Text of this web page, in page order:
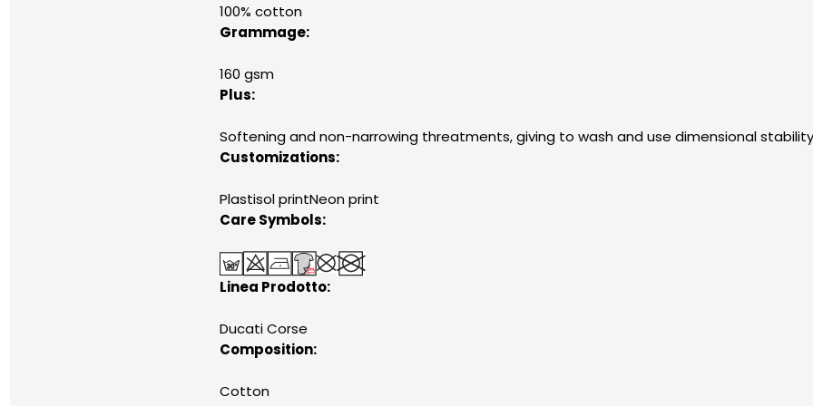
100% cotton
Grammage:
160 gsm
Plus:
Softening and non-narrowing threatments, giving to wash and use dimensional stability
Customizations:
Plastisol printNeon print
Care Symbols:
Linea Prodotto:
Ducati Corse
Composition:
Cotton